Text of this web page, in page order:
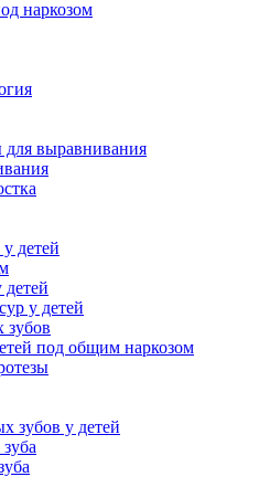
наркозом
для выравнивания
детей
детей
у детей
зубов
под общим наркозом
зубов у детей